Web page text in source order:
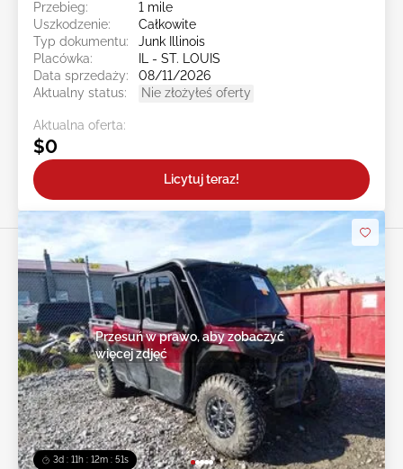
Przebieg:
1 mile
Uszkodzenie:
Całkowite
Typ dokumentu:
Junk Illinois
Placówka:
IL - ST. LOUIS
Data sprzedaży:
08/11/2026
Aktualny status:
Nie złożyłeś oferty
Aktualna oferta:
$0
Licytuj teraz!
3d : 11h : 12m : 49s
Przesuń w prawo, aby zobaczyć
więcej zdjęć